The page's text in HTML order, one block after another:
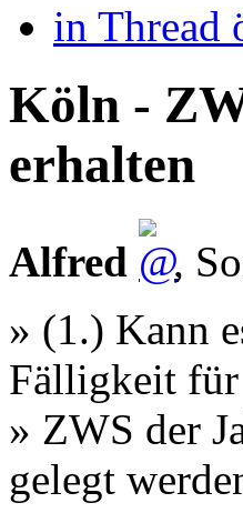
in Thread
Köln -
erhalten
Alfred ,
» (1.) Kann
Fälligkeit
» ZWS der
gelegt